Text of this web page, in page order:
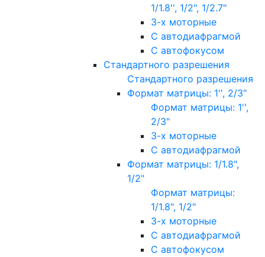
1/1.8'', 1/2", 1/2.7"
3-х моторные
С автодиафрагмой
С автофокусом
Стандартного разрешения
Стандартного разрешения
Формат матрицы: 1'', 2/3"
Формат матрицы: 1'',
2/3"
3-х моторные
С автодиафрагмой
Формат матрицы: 1/1.8",
1/2"
Формат матрицы:
1/1.8", 1/2"
3-х моторные
С автодиафрагмой
С автофокусом